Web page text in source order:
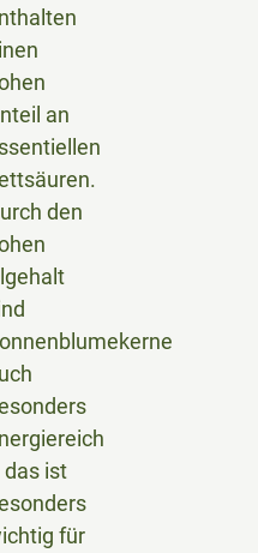
an
den
das ist
für